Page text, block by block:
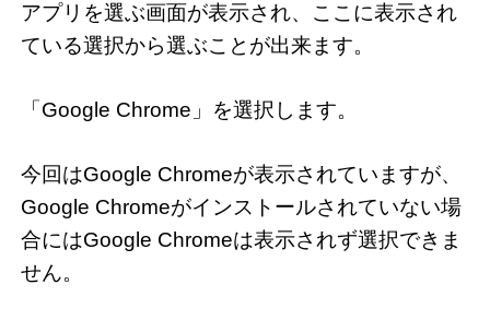
アプリを選ぶ画面が表示され、ここに表示され
ている選択から選ぶことが出来ます。
「Google Chrome」を選択します。
今回はGoogle Chromeが表示されていますが、
Google Chromeがインストールされていない場
合にはGoogle Chromeは表示されず選択できま
せん。